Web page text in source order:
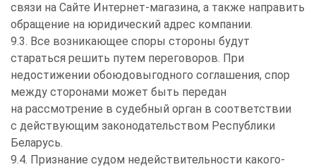
связи на Сайте Интернет-магазина, а также направить
обращение на юридический адрес компании.
9.3. Все возникающее споры стороны будут
стараться решить путем переговоров. При
недостижении обоюдовыгодного соглашения, спор
между сторонами может быть передан
на рассмотрение в судебный орган в соответствии
с действующим законодательством Республики
Беларусь.
9.4. Признание судом недействительности какого-